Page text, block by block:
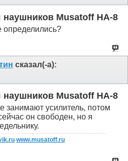
наушников Musatoff HA-8
сказал(-а):
наушников Musatoff HA-8
занимают усилитель, потом
он свободен, но я
www.musatoff.ru